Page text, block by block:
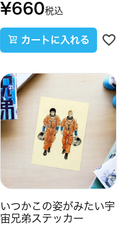
¥660税込
カートに入れる
いつかこの姿がみたい宇
宙兄弟ステッカー